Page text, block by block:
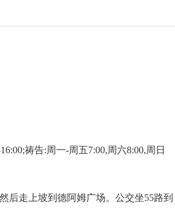
祷告:周一-周五7:00,周六8:00,周日
后走上坡到德阿姆广场。公交坐55路到